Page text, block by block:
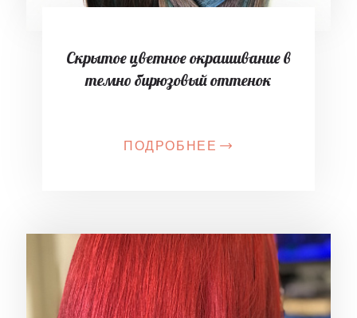
Скрытое цветное окрашивание в
темно бирюзовый оттенок
ПОДРОБНЕЕ